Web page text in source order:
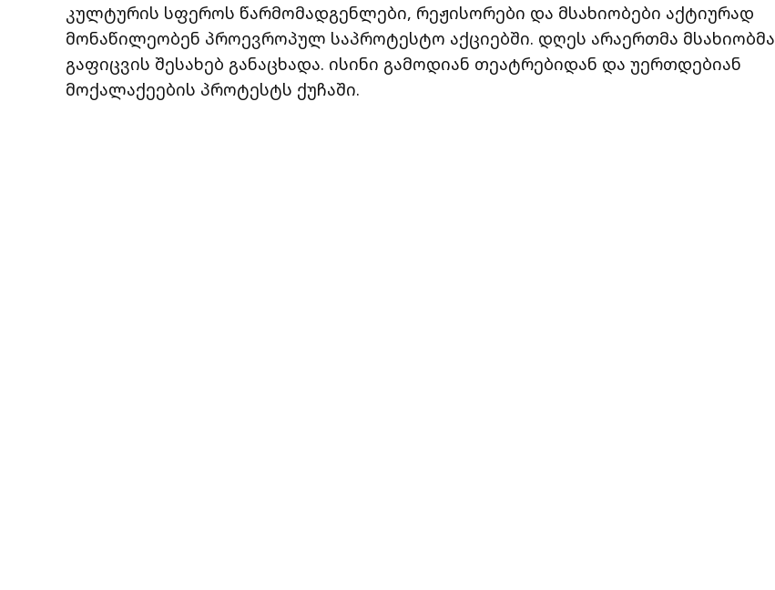
კულტურის სფეროს წარმომადგენლები, რეჟისორები და მსახიობები აქტიურად
მონაწილეობენ პროევროპულ საპროტესტო აქციებში. დღეს არაერთმა მსახიობმა
გაფიცვის შესახებ განაცხადა. ისინი გამოდიან თეატრებიდან და უერთდებიან
მოქალაქეების პროტესტს ქუჩაში.